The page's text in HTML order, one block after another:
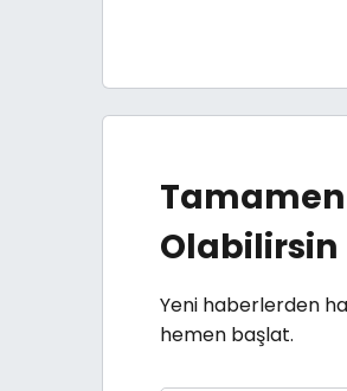
Olabilirsin
Yeni haberlerden
hemen başlat.